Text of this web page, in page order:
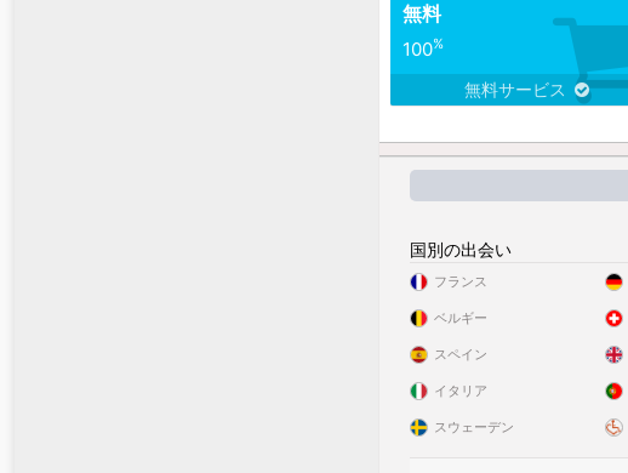
無料
100%
無料サービス
国別の出会い
フランス
ベルギー
スペイン
イタリア
スウェーデン